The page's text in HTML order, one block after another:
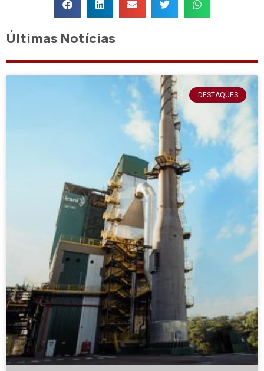
Últimas Notícias
DESTAQUES